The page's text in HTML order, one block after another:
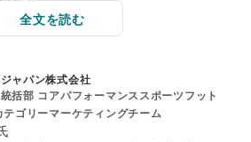
全文を読む
ャパン株式会社
括部 コアパフォーマンススポーツフット
テゴリーマーケティングチーム